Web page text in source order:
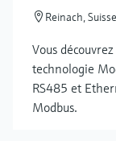
Reinach, Suisse
Vous
technologie
RS485 et
Modbus.